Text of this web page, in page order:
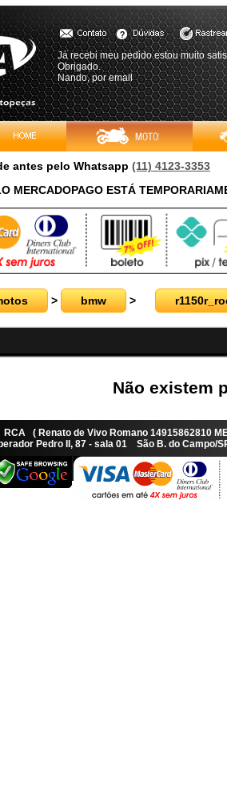
Já recebi meu pedido estou muito
Obrigado.
Nando, por email
antes pelo Whatsapp (11) 4123-3353
MERCADOPAGO ESTÁ
> bmw >
Não existem
RCA ( Renato de Vivo Romano
Pedro II, 87 - sala 01 São B. do